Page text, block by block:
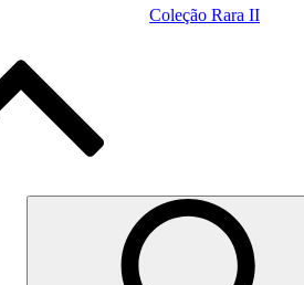
Coleção Rara II